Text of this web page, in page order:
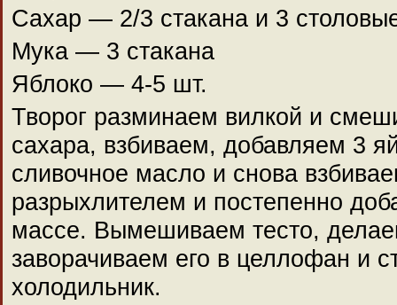
Сахар — 2/3 стакана и 3
Мука — 3 стакана
Яблоко — 4-5 шт.
Творог разминаем вилкой и
сахара, взбиваем, добавляем 3
сливочное масло и снова
разрыхлителем и постепенно
массе. Вымешиваем тесто,
заворачиваем его в целлофан и
холодильник.